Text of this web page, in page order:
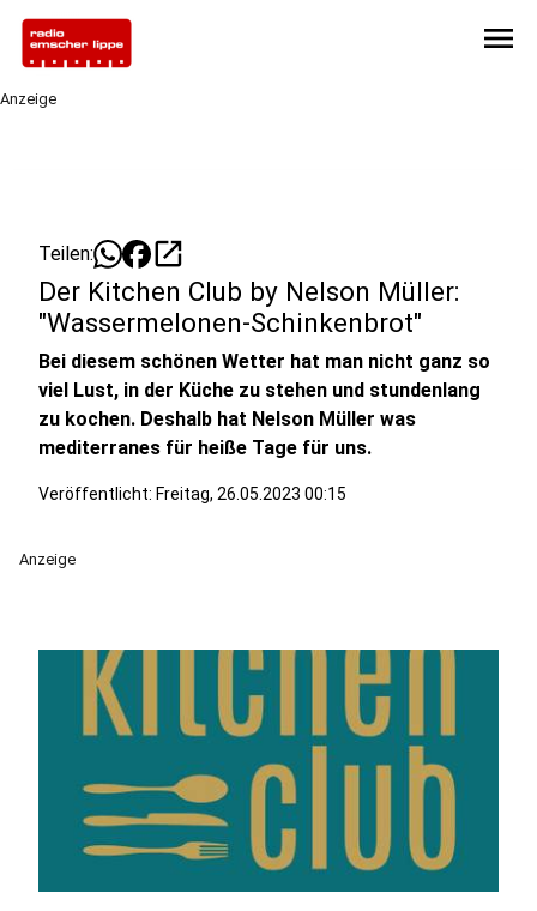
menu
Anzeige
Teilen: open_in_new
Der Kitchen Club by Nelson Müller:
"Wassermelonen-Schinkenbrot"
Bei diesem schönen Wetter hat man nicht ganz so
viel Lust, in der Küche zu stehen und stundenlang
zu kochen. Deshalb hat Nelson Müller was
mediterranes für heiße Tage für uns.
Veröffentlicht: Freitag, 26.05.2023 00:15
Anzeige